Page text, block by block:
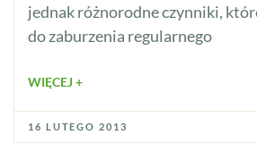
jednak różnorodne czynniki,
do zaburzenia regularnego
WIĘCEJ +
16 LUTEGO 2013